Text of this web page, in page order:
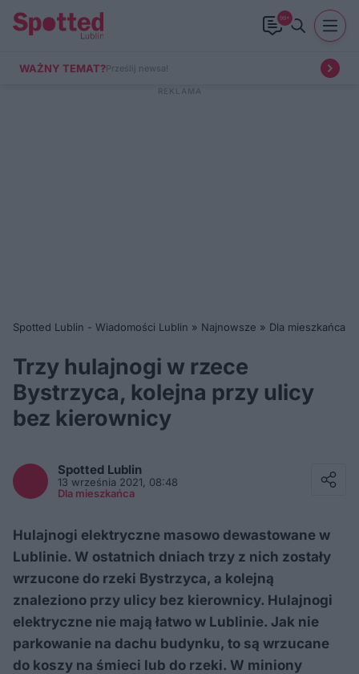
99+
WAŻNY TEMAT?Prześlij newsa!
Spotted Lublin - Wiadomości Lublin » Najnowsze » Dla mieszkańca
Trzy hulajnogi w rzece
Bystrzyca, kolejna przy ulicy
bez kierownicy
Spotted Lublin
13 września 2021, 08:48
Dla mieszkańca
Hulajnogi elektryczne masowo dewastowane w
Lublinie. W ostatnich dniach trzy z nich zostały
wrzucone do rzeki Bystrzyca, a kolejną
znaleziono przy ulicy bez kierownicy. Hulajnogi
elektryczne nie mają łatwo w Lublinie. Jak nie
parkowanie na dachu budynku, to są wrzucane
do koszy na śmieci lub do rzeki. W miniony